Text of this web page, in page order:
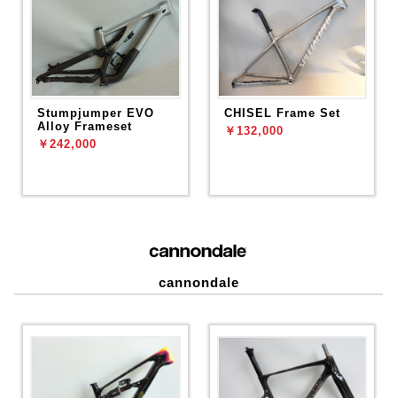
Stumpjumper EVO
Alloy Frameset
￥242,000
CHISEL Frame Set
￥132,000
cannondale